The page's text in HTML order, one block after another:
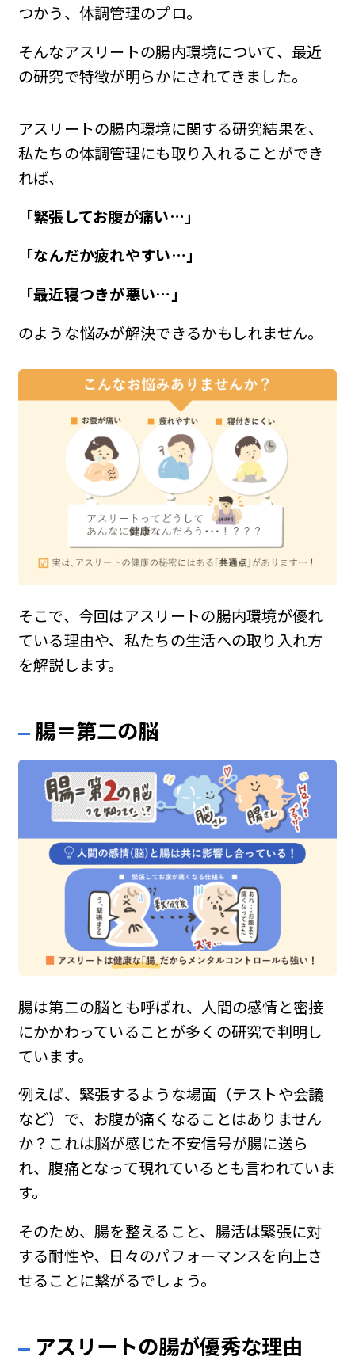
つかう、体調管理のプロ。
そんなアスリートの腸内環境について、最近
の研究で特徴が明らかにされてきました。
アスリートの腸内環境に関する研究結果を、
私たちの体調管理にも取り入れることができ
れば、
「緊張してお腹が痛い…」
「なんだか疲れやすい…」
「最近寝つきが悪い…」
のような悩みが解決できるかもしれません。
そこで、今回はアスリートの腸内環境が優れ
ている理由や、私たちの生活への取り入れ方
を解説します。
腸＝第二の脳
腸は第二の脳とも呼ばれ、人間の感情と密接
にかかわっていることが多くの研究で判明し
ています。
例えば、緊張するような場面（テストや会議
など）で、お腹が痛くなることはありません
か？これは脳が感じた不安信号が腸に送ら
れ、腹痛となって現れているとも言われていま
す。
そのため、腸を整えること、腸活は緊張に対
する耐性や、日々のパフォーマンスを向上さ
せることに繋がるでしょう。
アスリートの腸が優秀な理由